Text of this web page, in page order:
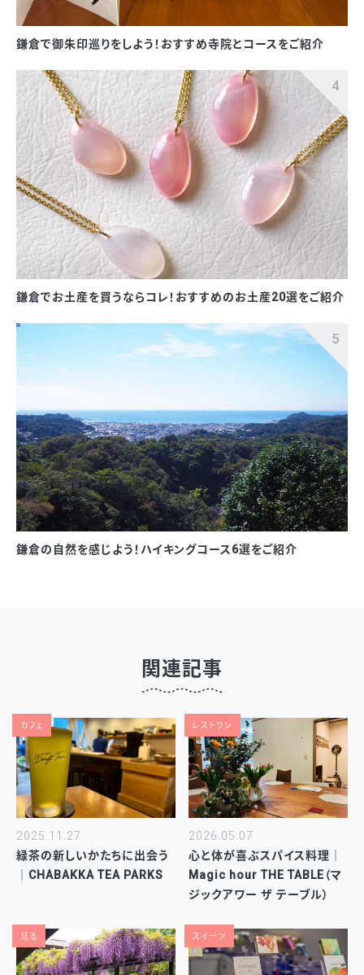
鎌倉で御朱印巡りをしよう！おすすめ寺院とコースをご紹介
鎌倉でお土産を買うならコレ！おすすめのお土産20選をご紹介
鎌倉の自然を感じよう！ハイキングコース6選をご紹介
関連記事
カフェ
2025.11.27
緑茶の新しいかたちに出会う
｜CHABAKKA TEA PARKS
レストラン
2026.05.07
心と体が喜ぶスパイス料理｜
Magic hour THE TABLE（マ
ジックアワー ザ テーブル）
見る スイーツ